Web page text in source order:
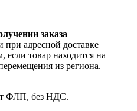
заказа
адресной доставке
если товар находится на
из региона.
ФЛП, без НДС.